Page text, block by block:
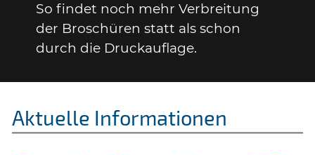
So findet noch mehr Verbreitung
der Broschüren statt als schon
durch die Druckauflage.
Aktuelle Informationen